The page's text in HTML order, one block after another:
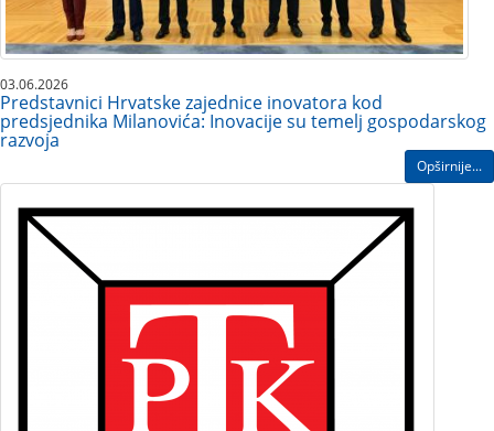
03.06.2026
Predstavnici Hrvatske zajednice inovatora kod
predsjednika Milanovića: Inovacije su temelj gospodarskog
razvoja
Opširnije...